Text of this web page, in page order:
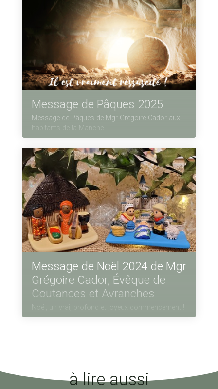
Message de Pâques 2025
Message de Pâques de Mgr Grégoire Cador aux
habitants de la Manche.
Message de Noël 2024 de Mgr
Grégoire Cador, Évêque de
Coutances et Avranches
Noël, un vrai, profond et joyeux commencement !
à lire aussi